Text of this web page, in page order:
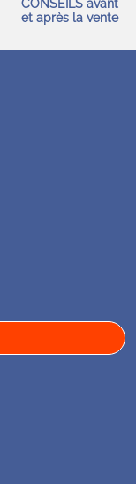
CONSEILS avant
et après la vente